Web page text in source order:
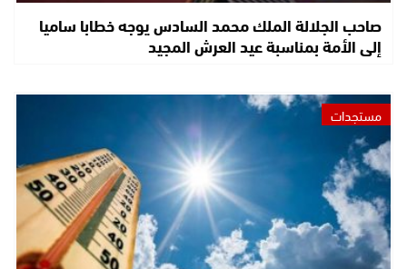
صاحب الجلالة الملك محمد السادس يوجه خطابا ساميا
إلى الأمة بمناسبة عيد العرش المجيد
مستجدات